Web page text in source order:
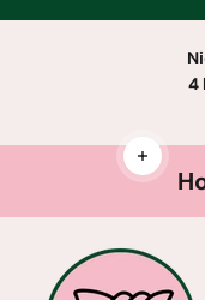
4
Meer